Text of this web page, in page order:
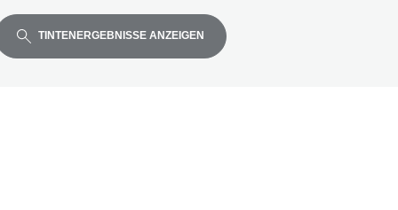
TINTENERGEBNISSE ANZEIGEN